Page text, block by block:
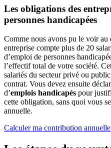
Les obligations des
personnes handicapées
Comme nous avons pu le voir au
entreprise compte plus de 20
d’emploi de personnes
l’effectif total de votre société.
salariés du secteur privé ou
contrat. Vous devez ensuite
d’emplois handicapés pour
cette obligation, sans quoi vous
annuelle.
Calculer ma contribution annuelle